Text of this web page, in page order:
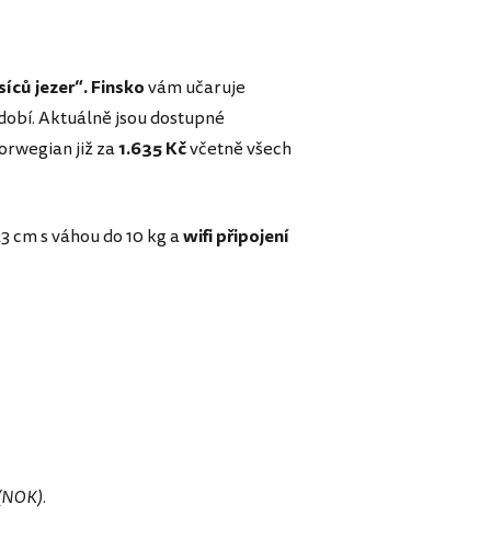
jezer“. Finskovám učaruje
Aktuálně jsou dostupné
již za1.635 Kčvčetně všech
s váhou do 10 kg awifi připojení